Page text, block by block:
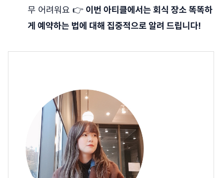
무 어려워요 👉 이번 아티클에서는 회식 장소 똑똑하
게 예약하는 법에 대해 집중적으로 알려 드립니다!